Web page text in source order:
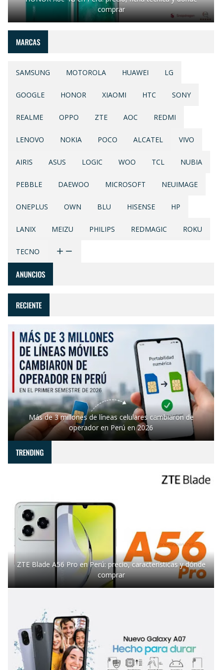
comprar
MARCAS
SAMSUNG MOTOROLA HUAWEI LG
GOOGLE HONOR XIAOMI HTC SONY
REALME OPPO ZTE AOC REDMI
LENOVO NOKIA POCO ALCATEL VIVO
AIRIS ASUS LOGIC WOO TCL NUBIA
PEBBLE DAEWOO MICROSOFT NEUIMAGE
ONEPLUS OWN BLU HISENSE HP
LANIX MEIZU PHILIPS REDMAGIC ROKU
TECNO
ANUNCIOS
RECIENTE
Más de 3 millones de líneas celulares cambiaron de
operador en Perú en 2026
TRENDING
ZTE Blade A56 Pro en Perú: precio, características y dónde
comprar